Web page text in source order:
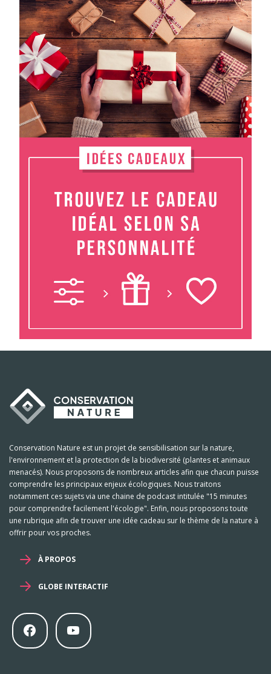
Conservation Nature est un projet de sensibilisation sur la nature,
l'environnement et la protection de la biodiversité (plantes et animaux
menacés). Nous proposons de nombreux articles afin que chacun puisse
comprendre les principaux enjeux écologiques. Nous traitons
notamment ces sujets via une chaine de podcast intitulée "15 minutes
pour comprendre facilement l'écologie". Enfin, nous proposons toute
une rubrique afin de trouver une idée cadeau sur le thème de la nature à
offrir pour vos proches.
À PROPOS
GLOBE INTERACTIF